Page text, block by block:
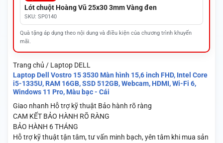
Lót chuột Hoàng Vũ 25x30 3mm Vàng đen
SKU: SP0140
Quà tặng áp dụng theo nội dung và điều kiện của chương trình khuyến
mãi.
Trang chủ / Laptop DELL
Laptop Dell Vostro 15 3530 Màn hình 15,6 inch FHD, Intel Core
i5-1335U, RAM 16GB, SSD 512GB, Webcam, HDMI, Wi-Fi 6,
Windows 11 Pro, Màu bạc - Cái
Giao nhanh Hỗ trợ kỹ thuật Bảo hành rõ ràng
CAM KẾT BẢO HÀNH RÕ RÀNG
BẢO HÀNH 6 THÁNG
Hỗ trợ kỹ thuật tận tâm, tư vấn minh bạch, yên tâm khi mua sản